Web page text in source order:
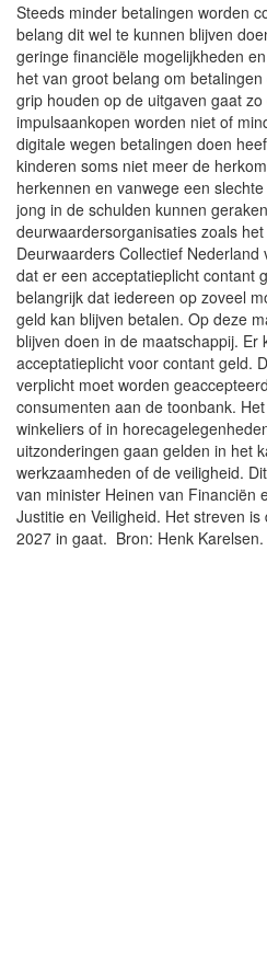
Steeds minder betalingen worden
belang dit wel te kunnen blijven
geringe financiële mogelijkheden
het van groot belang om
grip houden op de uitgaven gaat
impulsaankopen worden niet of
digitale wegen betalingen doen
kinderen soms niet meer de
herkennen en vanwege een
jong in de schulden kunnen
deurwaardersorganisaties zoals
Deurwaarders Collectief
dat er een acceptatieplicht contant
belangrijk dat iedereen op zoveel
geld kan blijven betalen. Op deze
blijven doen in de maatschappij. Er
acceptatieplicht voor contant geld.
verplicht moet worden
consumenten aan de toonbank.
winkeliers of in
uitzonderingen gaan gelden in het
werkzaamheden of de veiligheid.
van minister Heinen van Financiën
Justitie en Veiligheid. Het streven
2027 in gaat. Bron: Henk Karelsen.